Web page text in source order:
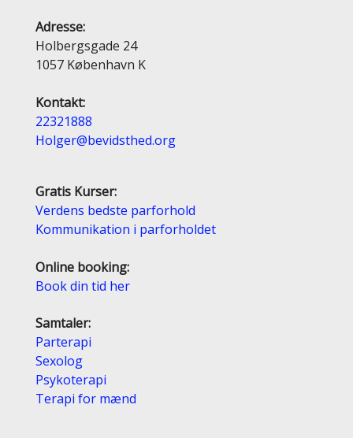
Adresse:
Holbergsgade 24
1057 København K
Kontakt:
22321888
Holger@bevidsthed.org
Gratis Kurser:
Verdens bedste parforhold
Kommunikation i parforholdet
Online booking:
Book din tid her
Samtaler:
Parterapi
Sexolog
Psykoterapi
Terapi for mænd